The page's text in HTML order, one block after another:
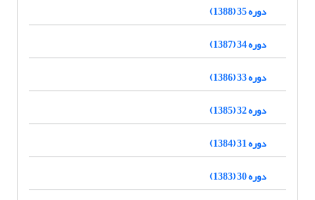
دوره 35 (1388)
دوره 34 (1387)
دوره 33 (1386)
دوره 32 (1385)
دوره 31 (1384)
دوره 30 (1383)